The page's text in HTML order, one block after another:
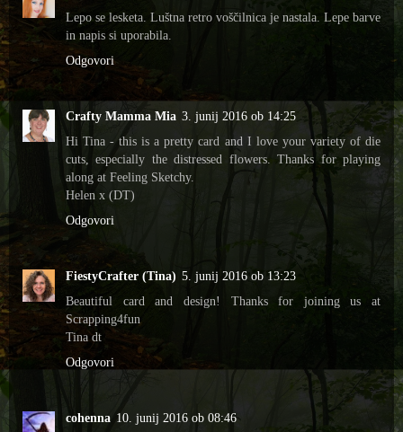
Lepo se lesketa. Luštna retro voščilnica je nastala. Lepe barve
in napis si uporabila.
Odgovori
Crafty Mamma Mia 3. junij 2016 ob 14:25
Hi Tina - this is a pretty card and I love your variety of die
cuts, especially the distressed flowers. Thanks for playing
along at Feeling Sketchy.
Helen x (DT)
Odgovori
FiestyCrafter (Tina) 5. junij 2016 ob 13:23
Beautiful card and design! Thanks for joining us at
Scrapping4fun
Tina dt
Odgovori
cohenna 10. junij 2016 ob 08:46